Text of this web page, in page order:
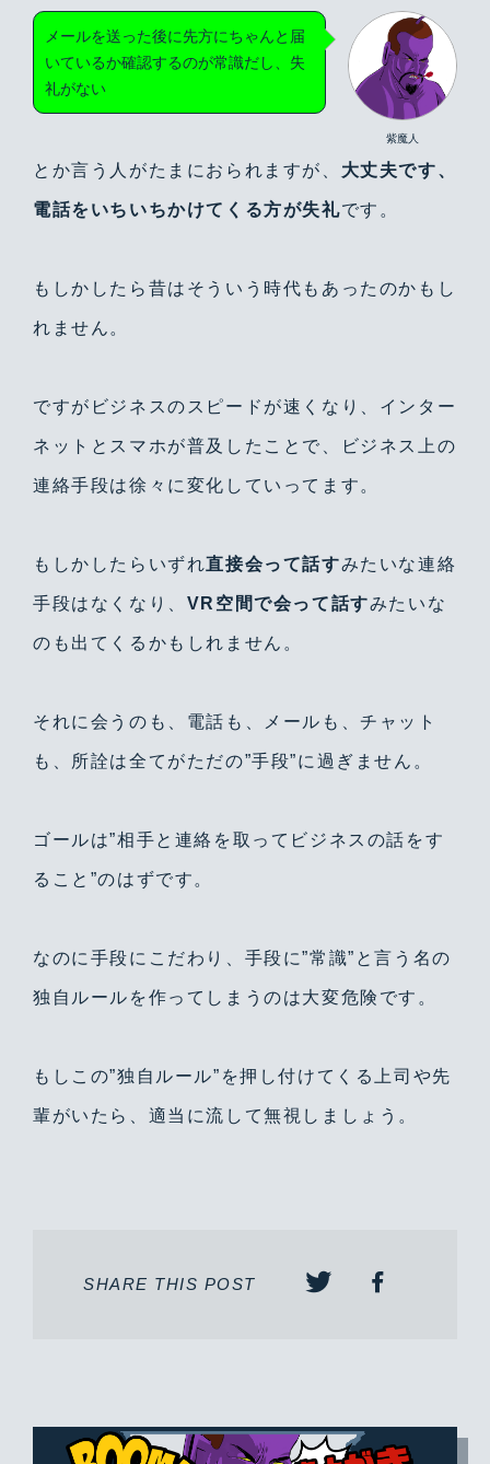
紫魔人
メールを送った後に先方にちゃんと届
いているか確認するのが常識だし、失
礼がない
とか言う人がたまにおられますが、 大丈夫です、
電話をいちいちかけてくる方が失礼です。
もしかしたら昔はそういう時代もあったのかもし
れません。
ですがビジネスのスピードが速くなり、インター
ネットとスマホが普及したことで、ビジネス上の
連絡手段は徐々に変化していってます。
もしかしたらいずれ直接会って話すみたいな連絡
手段はなくなり、 VR空間で会って話すみたいな
のも出てくるかもしれません。
それに会うのも、電話も、メールも、チャット
も、所詮は全てがただの”手段”に過ぎません。
ゴールは”相手と連絡を取ってビジネスの話をす
ること”のはずです。
なのに手段にこだわり、手段に”常識”と言う名の
独自ルールを作ってしまうのは大変危険です。
もしこの”独自ルール”を押し付けてくる上司や先
輩がいたら、適当に流して無視しましょう。
SHARE THIS POST